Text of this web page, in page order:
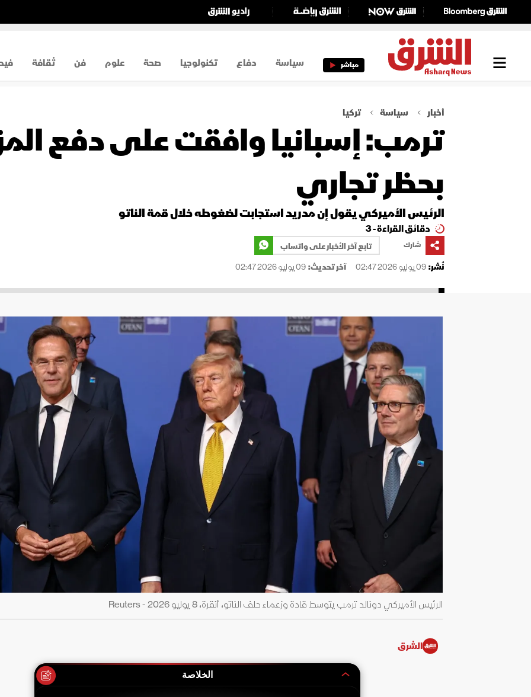
مباشر سياسة دفاع تكنولوجيا صحة علوم فن ثقافة
أخبار سياسة تركيا
ترمب: إسبانيا وافقت على دفع
بحظر تجاري
الرئيس الأميركي يقول إن مدريد استجابت لضغوطه خلال قمة الناتو
دقائق القراءة - 3
شارك
تابع آخر الأخبار على واتساب
نُشر:09 يوليو 2026 02:47 آخر تحديث:09 يوليو 2026 02:47
الرئيس الأميركي دونالد ترمب يتوسط قادة وزعماء حلف الناتو، أنقرة، 8 يوليو 2026 - Reuters
الشرق
الخلاصة